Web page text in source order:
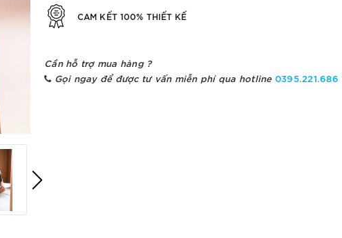
CAM KẾT 100% THIẾT KẾ
Cần hỗ trợ mua hàng ?
Gọi ngay để được tư vấn miễn phí qua hotline 0395.221.686